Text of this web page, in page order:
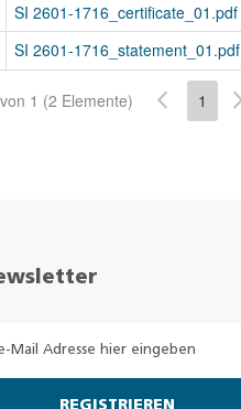
SI 2601-1716_certificate_01.pdf
SI 2601-1716_statement_01.pdf
1 (2 Elemente) 1
REGISTRIEREN